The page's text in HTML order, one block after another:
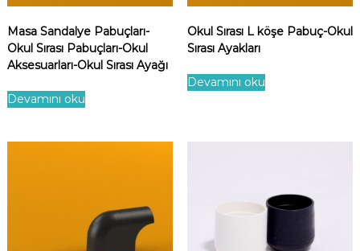
Masa Sandalye Pabuçları-
Okul Sırası Pabuçları-Okul
Aksesuarları-Okul Sırası Ayağı
Devamını oku
Okul Sırası L köşe Pabuç-Okul
Sırası Ayakları
Devamını oku